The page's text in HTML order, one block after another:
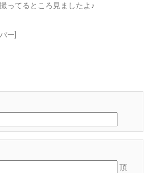
ってるところ見ましたよ♪
ー]
頂